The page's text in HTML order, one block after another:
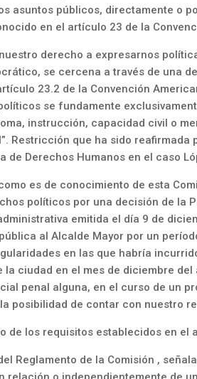
asuntos públicos, directamente o
en el artículo 23 de la
derecho a expresarnos
se cercena a través de una
23.2 de la Convención
se fundamente
instrucción, capacidad civil o
Restricción que ha sido
de Derechos Humanos en el caso
es de conocimiento de esta
políticos por una decisión de la
emitida el día 9 de
al Alcalde Mayor por un
en las que habría
la ciudad en el mes de diciembre
penal alguna, en el curso de un
posibilidad de contar con nuestro
de los requisitos establecidos en el
Reglamento de la Comisión ,